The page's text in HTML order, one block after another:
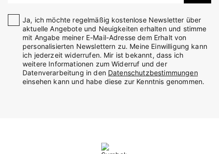
Ja, ich möchte regelmäßig kostenlose Newsletter über
aktuelle Angebote und Neuigkeiten erhalten und stimme
mit Angabe meiner E-Mail-Adresse dem Erhalt von
personalisierten Newslettern zu. Meine Einwilligung kann
ich jederzeit widerrufen. Mir ist bekannt, dass ich
weitere Informationen zum Widerruf und der
Datenverarbeitung in den Datenschutzbestimmungen
einsehen kann und habe diese zur Kenntnis genommen.